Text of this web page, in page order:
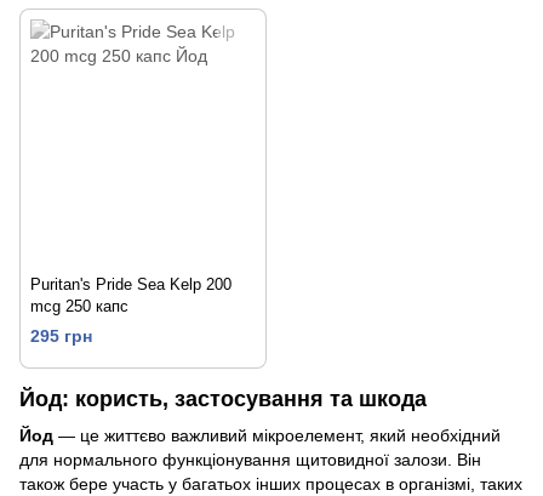
Puritan's Pride Sea Kelp 200
mcg 250 капс
295 грн
Йод: користь, застосування та шкода
Йод — це життєво важливий мікроелемент, який необхідний
для нормального функціонування щитовидної залози. Він
також бере участь у багатьох інших процесах в організмі, таких